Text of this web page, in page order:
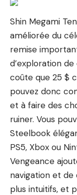
Shin Megami
améliorée du
remise
d’exploration
coûte que 25 $
pouvez donc
et à faire des
ruiner. Vous
Steelbook
PS5, Xbox ou
Vengeance
navigation et
plus intuitifs, et